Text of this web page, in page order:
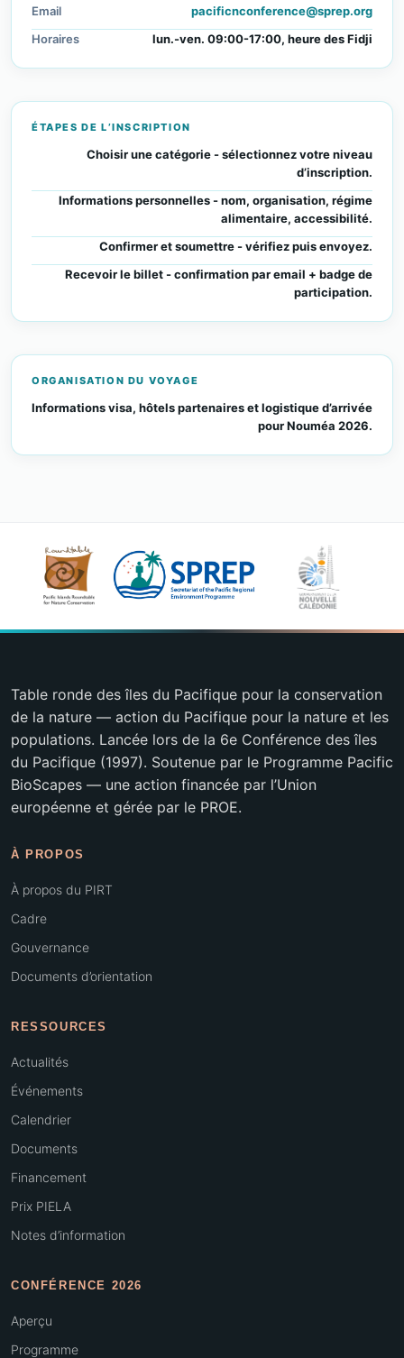
Email
pacificnconference@sprep.org
Horaires
lun.-ven. 09:00-17:00, heure des Fidji
ÉTAPES DE L’INSCRIPTION
Choisir une catégorie - sélectionnez votre niveau
d’inscription.
Informations personnelles - nom, organisation, régime
alimentaire, accessibilité.
Confirmer et soumettre - vérifiez puis envoyez.
Recevoir le billet - confirmation par email + badge de
participation.
ORGANISATION DU VOYAGE
Informations visa, hôtels partenaires et logistique d’arrivée
pour Nouméa 2026.
Table ronde des îles du Pacifique pour la conservation
de la nature — action du Pacifique pour la nature et les
populations. Lancée lors de la 6e Conférence des îles
du Pacifique (1997). Soutenue par le Programme Pacific
BioScapes — une action financée par l’Union
européenne et gérée par le PROE.
À PROPOS
À propos du PIRT
Cadre
Gouvernance
Documents d’orientation
RESSOURCES
Actualités
Événements
Calendrier
Documents
Financement
Prix PIELA
Notes d’information
CONFÉRENCE 2026
Aperçu
Programme